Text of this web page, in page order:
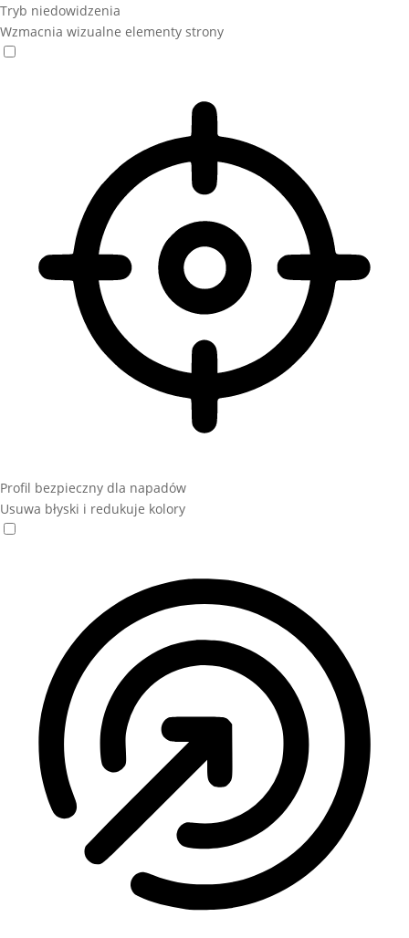
Tryb niedowidzenia
Wzmacnia wizualne elementy strony
Profil bezpieczny dla napadów
Usuwa błyski i redukuje kolory